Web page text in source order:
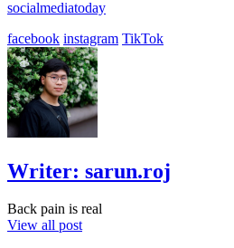
socialmediatoday
facebook instagram TikTok
Writer: sarun.roj
Back pain is real
View all post